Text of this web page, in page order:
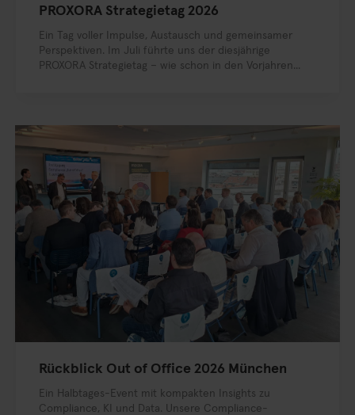
PROXORA Strategietag 2026
Ein Tag voller Impulse, Austausch und gemeinsamer
Perspektiven. Im Juli führte uns der diesjährige
PROXORA Strategietag – wie schon in den Vorjahren...
Rückblick Out of Office 2026 München
Ein Halbtages-Event mit kompakten Insights zu
Compliance, KI und Data. Unsere Compliance-